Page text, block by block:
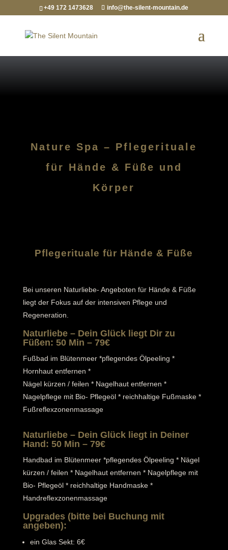
+49 172 1473628 info@the-silent-mountain.de
Nature Spa – Pflegerituale
für Hände & Füße und
Körper
Pflegerituale für Hände & Füße
Bei unseren Naturliebe- Angeboten für Hände & Füße
liegt der Fokus auf der intensiven Pflege und
Regeneration.
Naturliebe – Dein Glück liegt Dir zu
Füßen: 50 Min – 79€
Fußbad im Blütenmeer *pflegendes Ölpeeling *
Hornhaut entfernen *
Nägel kürzen / feilen * Nagelhaut entfernen *
Nagelpflege mit Bio- Pflegeöl * reichhaltige Fußmaske *
Fußreflexzonenmassage
Naturliebe – Dein Glück liegt in Deiner
Hand: 50 Min – 79€
Handbad im Blütenmeer *pflegendes Ölpeeling * Nägel
kürzen / feilen * Nagelhaut entfernen * Nagelpflege mit
Bio- Pflegeöl * reichhaltige Handmaske *
Handreflexzonenmassage
Upgrades (bitte bei Buchung mit
angeben):
ein Glas Sekt: 6€